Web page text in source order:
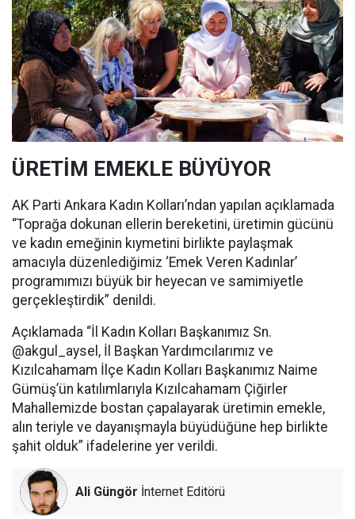
ÜRETİM EMEKLE BÜYÜYOR
AK Parti Ankara Kadın Kolları’ndan yapılan açıklamada
“Toprağa dokunan ellerin bereketini, üretimin gücünü
ve kadın emeğinin kıymetini birlikte paylaşmak
amacıyla düzenlediğimiz ‘Emek Veren Kadınlar’
programımızı büyük bir heyecan ve samimiyetle
gerçekleştirdik” denildi.
Açıklamada “İl Kadın Kolları Başkanımız Sn.
@akgul_aysel, İl Başkan Yardımcılarımız ve
Kızılcahamam İlçe Kadın Kolları Başkanımız Naime
Gümüş’ün katılımlarıyla Kızılcahamam Çiğirler
Mahallemizde bostan çapalayarak üretimin emekle,
alın teriyle ve dayanışmayla büyüdüğüne hep birlikte
şahit olduk” ifadelerine yer verildi.
Ali Güngör İnternet Editörü